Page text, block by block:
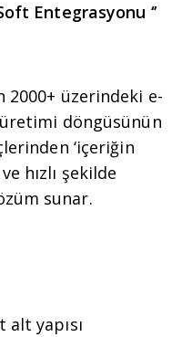
Entegrasyonu ‘’
2000+ üzerindeki e-
döngüsünün
‘içeriğin
hızlı şekilde
sunar.
yapısı